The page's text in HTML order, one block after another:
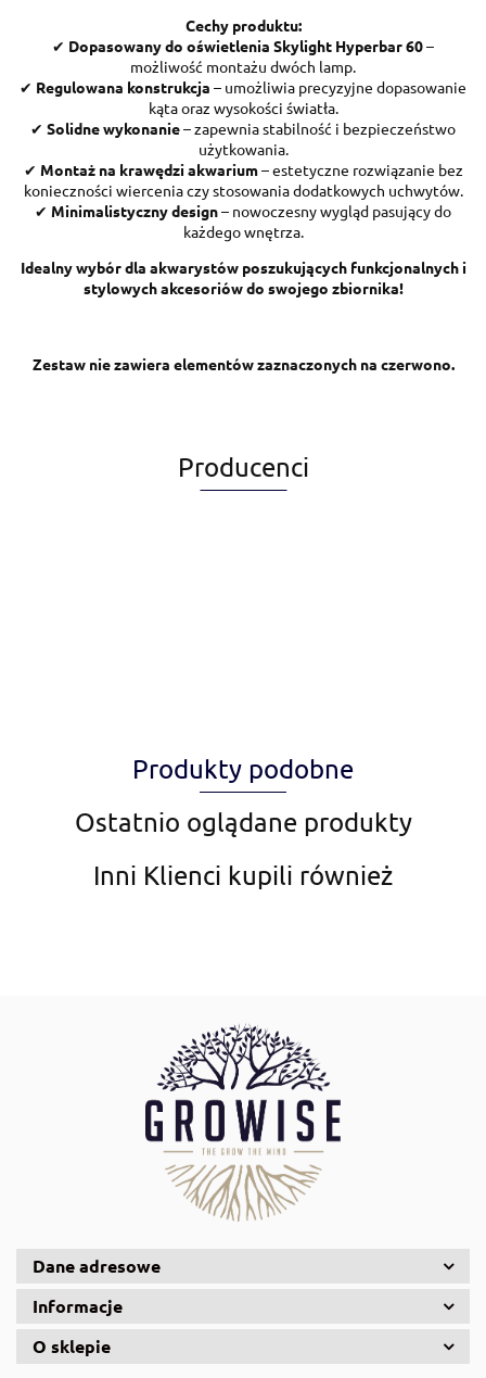
Cechy produktu:
✔ Dopasowany do oświetlenia Skylight Hyperbar 60–
możliwość montażu dwóch lamp.
✔ Regulowana konstrukcja – umożliwia precyzyjne dopasowanie
kąta oraz wysokości światła.
✔ Solidne wykonanie– zapewnia stabilność i bezpieczeństwo
użytkowania.
✔ Montaż na krawędzi akwarium– estetyczne rozwiązanie bez
konieczności wiercenia czy stosowania dodatkowych uchwytów.
✔ Minimalistyczny design– nowoczesny wygląd pasujący do
każdego wnętrza.
Idealny wybór dla akwarystów poszukujących funkcjonalnych i
stylowych akcesoriów do swojego zbiornika!
Zestaw nie zawiera elementów zaznaczonych na czerwono.
Producenci
Amiplay
AquaDella
Produkty podobne
Ostatnio oglądane produkty
Inni Klienci kupili również
Dane adresowe
Informacje
O sklepie